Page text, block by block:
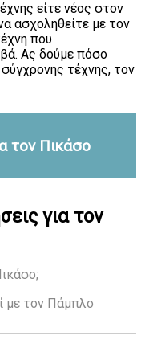
είτε νέος στον
ασχοληθείτε με τον
που
Ας δούμε πόσο
τέχνης, τον
τον Πικάσο
για τον
με τον Πάμπλο